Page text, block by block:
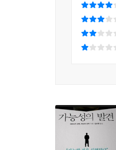
“연구란 진리를
나는 그 마지막
아니, 어쩌면 마
우연한 한 장이었
했겠는가? 인생
그는 이 책에서
때문에 사전 준